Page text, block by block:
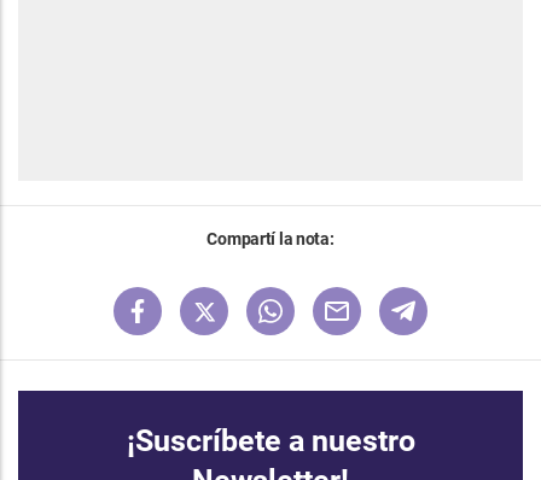
Compartí la nota:
¡Suscríbete a nuestro